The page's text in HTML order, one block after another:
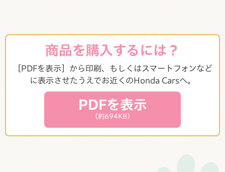
商品を購入するには？
［PDFを表示］から印刷、もしくはスマートフォンなど
に表示させたうえでお近くのHonda Carsへ。
PDFを表示
（約694KB）